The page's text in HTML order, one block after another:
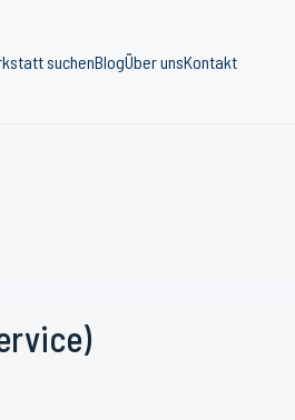
suchenBlogÜber unsKontakt